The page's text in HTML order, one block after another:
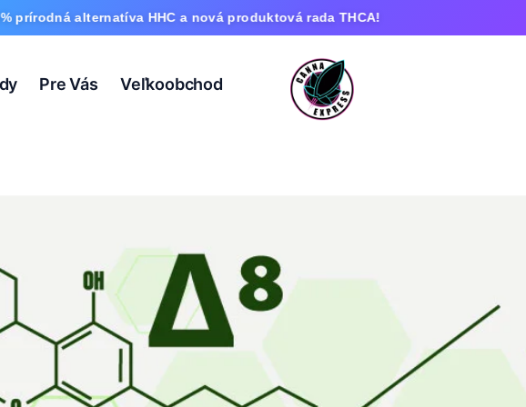
HHC a nová produktová rada THCA!
Pre Vás Veľkoobchod